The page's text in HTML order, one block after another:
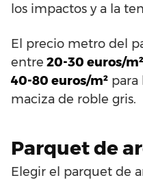
los impactos y a la
El precio metro del
entre 20-30 euros/
40-80 euros/m² para
maciza de roble gris.
Parquet de
Elegir el parquet de